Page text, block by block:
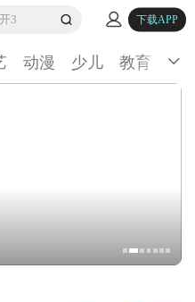
3 下载APP
动漫 少儿 教育 生